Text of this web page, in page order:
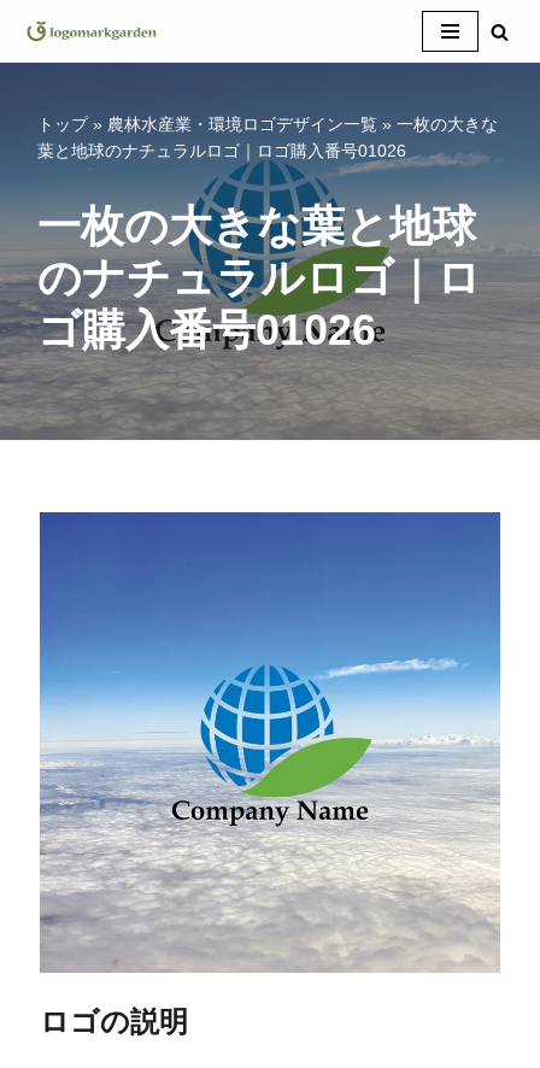
コ
キ
プ
トップ» 農林水産業・環境ロゴデザイン一覧 » 一枚の大きな
葉と地球のナチュラルロゴ｜ロゴ購入番号01026
一枚の大きな葉と地球
のナチュラルロゴ｜ロ
ゴ購入番号01026
ロゴの説明